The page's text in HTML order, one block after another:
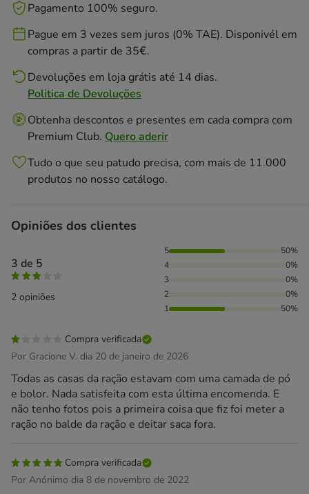
Pagamento 100% seguro.
Pague em 3 vezes sem juros (0% TAE). Disponivél em
compras a partir de 35€.
Devoluções em loja grátis até 14 dias.
Politica de Devoluções
Obtenha descontos e presentes em cada compra com
Premium Club. Quero aderir
Tudo o que seu patudo precisa, com mais de 11.000
produtos no nosso catálogo.
Opiniões dos clientes
3 de 5
2 opiniões
50% das pessoas avaliaram com 5 estrelas, 50% das
5
50%
4
0%
3
0%
2
0%
1
50%
Compra verificada
Por Gracione V. dia 20 de janeiro de 2026
Todas as casas da ração estavam com uma camada de pó
e bolor. Nada satisfeita com esta última encomenda. E
não tenho fotos pois a primeira coisa que fiz foi meter a
ração no balde da ração e deitar saca fora.
Compra verificada
Por Anónimo dia 8 de novembro de 2022